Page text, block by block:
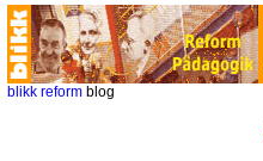
blikk reform blog